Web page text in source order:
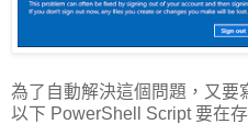
為了自動解決這個問題，又要
以下 PowerShell Script 要在